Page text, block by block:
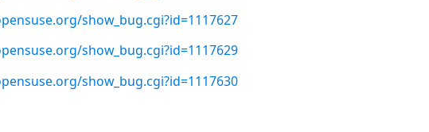
show_bug.cgi?id=1117627
show_bug.cgi?id=1117629
show_bug.cgi?id=1117630